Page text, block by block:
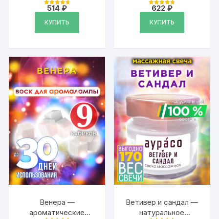
волос Аурасо, 20 гр
Оценка
514₽
КУПИТЬ
волос Аурасо, 20 гр
Оценка
622 ₽
КУПИТЬ
Венера —
ароматические
Ветивер и сандал —
натуральное